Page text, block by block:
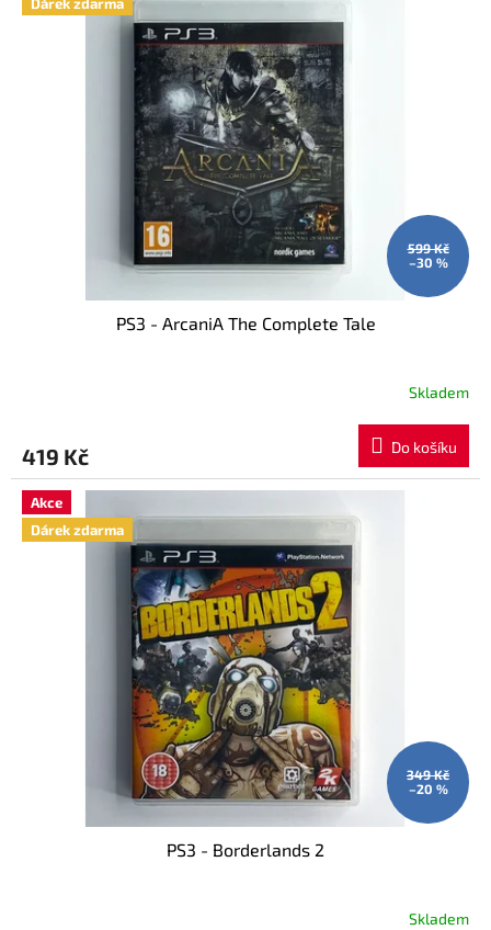
p Dárek zdarma
599 Kč
–30 %
PS3 - ArcaniA The Complete Tale
Skladem
419 Kč Do košíku
Akce
Dárek zdarma
349 Kč
–20 %
PS3 - Borderlands 2
Skladem